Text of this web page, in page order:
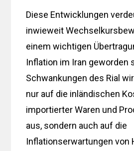
Diese Entwicklungen
inwieweit
einem wichtigen
Inflation im Iran geworden
Schwankungen des Rial
nur auf die inländischen
importierter Waren und
aus, sondern auch auf die
Inflationserwartungen von